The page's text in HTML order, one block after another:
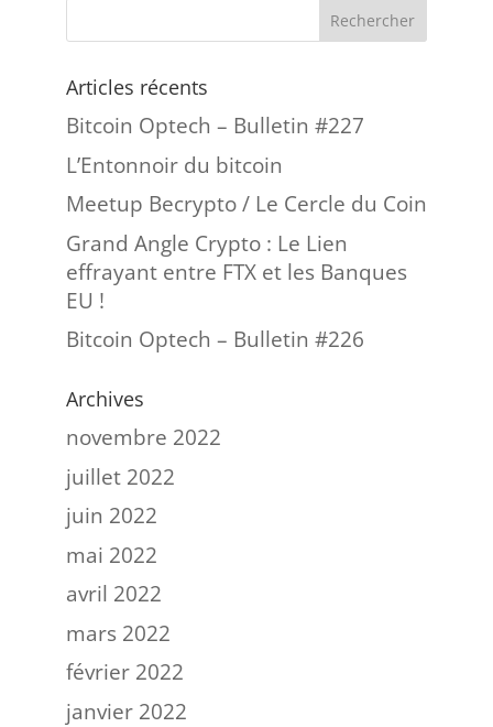
Articles récents
Bitcoin Optech – Bulletin #227
L’Entonnoir du bitcoin
Meetup Becrypto / Le Cercle du Coin
Grand Angle Crypto : Le Lien
effrayant entre FTX et les Banques
EU !
Bitcoin Optech – Bulletin #226
Archives
novembre 2022
juillet 2022
juin 2022
mai 2022
avril 2022
mars 2022
février 2022
janvier 2022